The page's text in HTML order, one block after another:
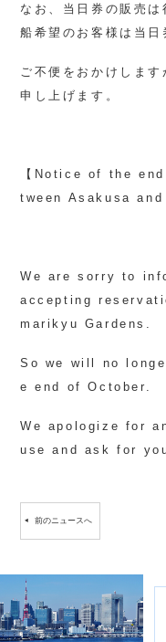
なお、当日券の販売
船希望のお客様は当日
ご不便をおかけしま
申し上げます。
【Notice of the
tween Asakusa and
We are sorry to
accepting
marikyu Gardens.
So we will no
e end of October.
We apologize for
use and ask for
前のニュースへ